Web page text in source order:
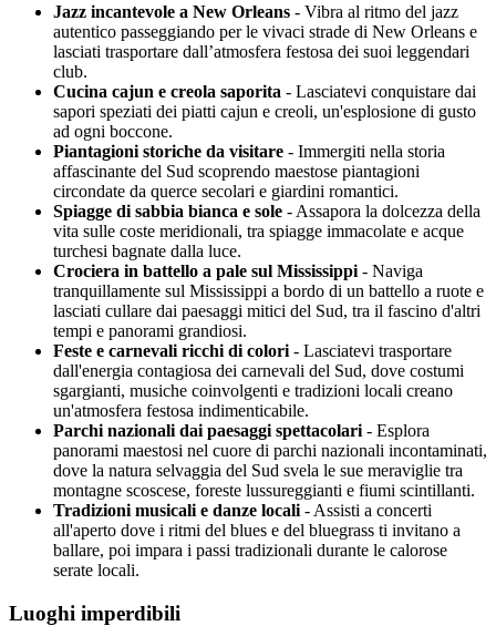
Jazz incantevole a New Orleans - Vibra al ritmo del jazz
autentico passeggiando per le vivaci strade di New Orleans e
lasciati trasportare dall’atmosfera festosa dei suoi leggendari
club.
Cucina cajun e creola saporita - Lasciatevi conquistare dai
sapori speziati dei piatti cajun e creoli, un'esplosione di gusto
ad ogni boccone.
Piantagioni storiche da visitare - Immergiti nella storia
affascinante del Sud scoprendo maestose piantagioni
circondate da querce secolari e giardini romantici.
Spiagge di sabbia bianca e sole - Assapora la dolcezza della
vita sulle coste meridionali, tra spiagge immacolate e acque
turchesi bagnate dalla luce.
Crociera in battello a pale sul Mississippi - Naviga
tranquillamente sul Mississippi a bordo di un battello a ruote e
lasciati cullare dai paesaggi mitici del Sud, tra il fascino d'altri
tempi e panorami grandiosi.
Feste e carnevali ricchi di colori - Lasciatevi trasportare
dall'energia contagiosa dei carnevali del Sud, dove costumi
sgargianti, musiche coinvolgenti e tradizioni locali creano
un'atmosfera festosa indimenticabile.
Parchi nazionali dai paesaggi spettacolari - Esplora
panorami maestosi nel cuore di parchi nazionali incontaminati,
dove la natura selvaggia del Sud svela le sue meraviglie tra
montagne scoscese, foreste lussureggianti e fiumi scintillanti.
Tradizioni musicali e danze locali - Assisti a concerti
all'aperto dove i ritmi del blues e del bluegrass ti invitano a
ballare, poi impara i passi tradizionali durante le calorose
serate locali.
Luoghi imperdibili